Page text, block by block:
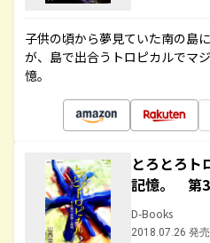
子供の頃から夢見ていた南の島
が、島で出合うトロピカルでマ
憶。
とろとろ
記憶。 第
D-Books
2018.07.26 発売